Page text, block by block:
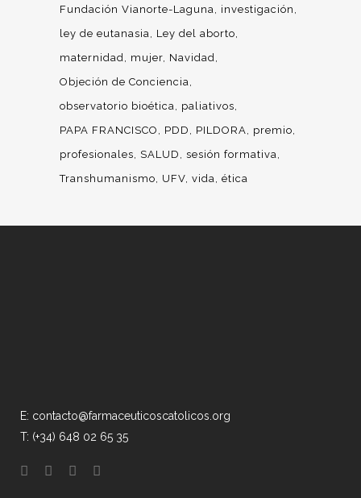
Fundación Vianorte-Laguna
investigación
ley de eutanasia
Ley del aborto
maternidad
mujer Navidad
Objeción de Conciencia
observatorio bioética
paliativos
PAPA FRANCISCO
PDD PILDORA
premio
profesionales
SALUD
sesión formativa
Transhumanismo
UFV vida ética
E: contacto@farmaceuticoscatolicos.org
T: (+34) 648 02 65 35